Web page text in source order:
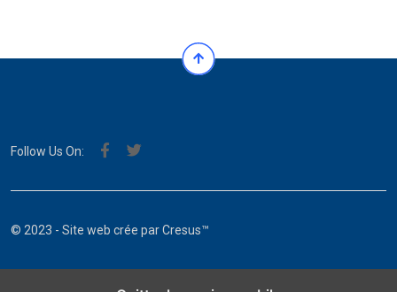
Follow Us On:
© 2023 - Site web crée parCresus™